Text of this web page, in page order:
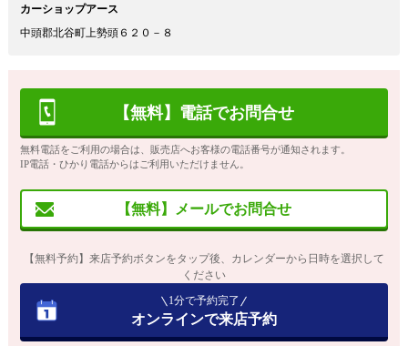
カーショップアース
中頭郡北谷町上勢頭６２０－８
【無料】電話でお問合せ
無料電話をご利用の場合は、販売店へお客様の電話番号が通知されます。
IP電話・ひかり電話からはご利用いただけません。
【無料】メールでお問合せ
【無料予約】来店予約ボタンをタップ後、カレンダーから日時を選択して
ください
1分で予約完了
オンラインで来店予約